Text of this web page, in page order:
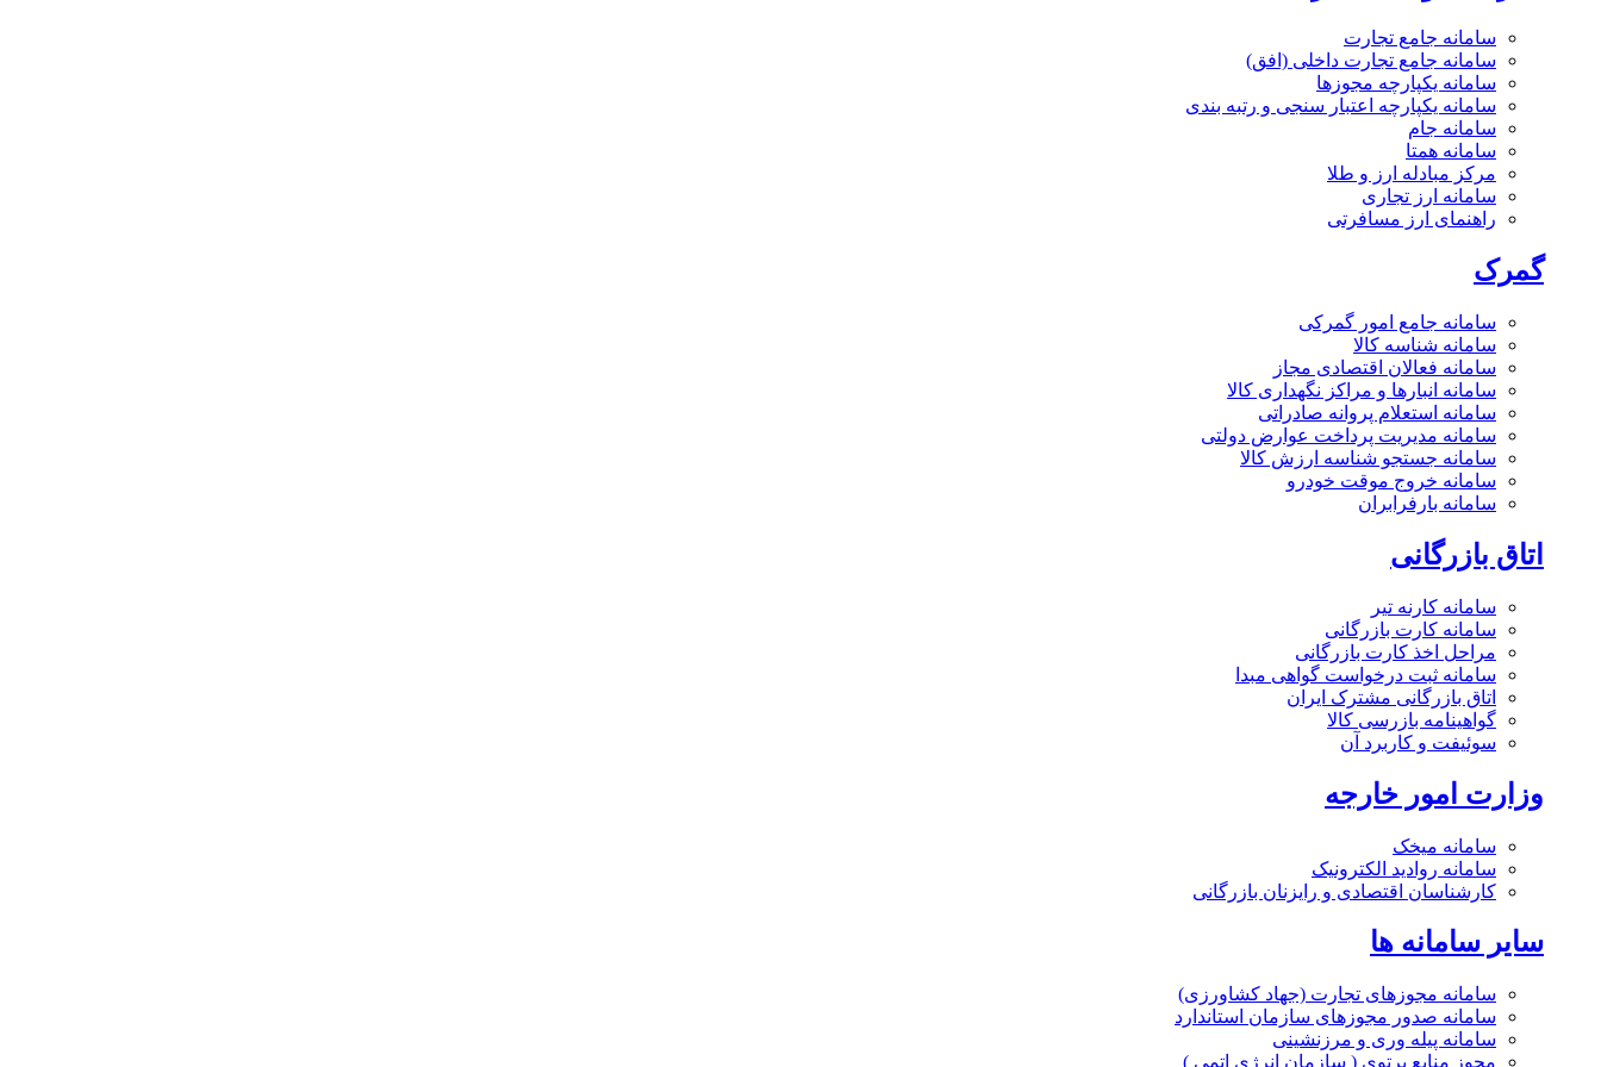
سامانه جامع تجارت
سامانه جامع تجارت داخلی (افق)
سامانه یکپارچه مجوزها
سامانه یکپارچه اعتبار سنجی و رتبه بندی
سامانه جام
سامانه همتا
مرکز مبادله ارز و طلا
سامانه ارز تجاری
راهنمای ارز مسافرتی
گمرک
سامانه جامع امور گمرکی
سامانه شناسه کالا
سامانه فعالان اقتصادی مجاز
سامانه انبارها و مراکز نگهداری کالا
سامانه استعلام پروانه صادراتی
سامانه مدیریت پرداخت عوارض دولتی
سامانه جستجو شناسه ارزش کالا
سامانه خروج موقت خودرو
سامانه بارفرابران
اتاق بازرگانی
سامانه کارنه تیر
سامانه کارت بازرگانی
مراحل اخذ کارت بازرگانی
سامانه ثبت درخواست گواهی مبدا
اتاق بازرگانی مشترک ایران
گواهینامه بازرسی کالا
سوئیفت و کاربرد آن
وزارت امور خارجه
سامانه میخک
سامانه روادید الکترونیک
کارشناسان اقتصادی و رایزنان بازرگانی
سایر سامانه ها
سامانه مجوزهای تجارت (جهاد کشاورزی)
سامانه صدور مجوزهای سازمان استاندارد
سامانه پیله وری و مرزنشینی
مجوز منابع پرتوی ( سازمان انرژی اتمی )